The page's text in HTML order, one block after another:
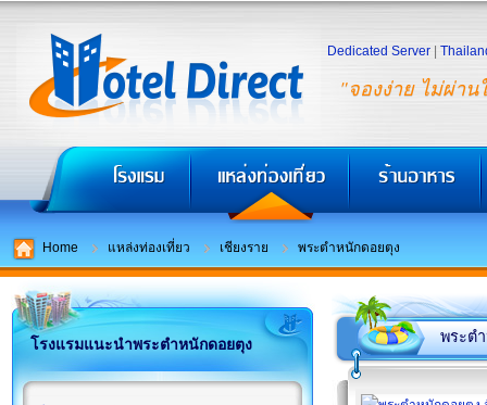
"จองง่าย ไม่ผ่าน
Dedicated Server
Home แหล่งท่องเที่ยว เชียงราย พระตำหนักดอยตุง
โรงแรมแนะนำพระตำหนักดอยตุง พระต